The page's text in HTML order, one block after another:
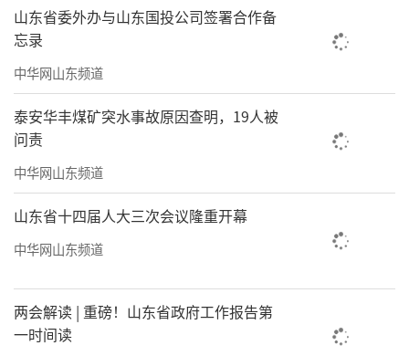
岛营造更浓厚的文化艺术氛围，不断放大节会
效应，为岛城音乐文化产业注入活力，助力实
现经济高质量发展。
山东省委外办与山东国投公司签署合作备
忘录
中华网山东频道
泰安华丰煤矿突水事故原因查明，19人被
问责
中华网山东频道
山东省十四届人大三次会议隆重开幕
中华网山东频道
两会解读 | 重磅！山东省政府工作报告第
一时间读